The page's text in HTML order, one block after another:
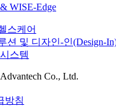
WISE-Edge
스케어
션 및 디자인-인(Design-
스템
Co., Ltd.
방침